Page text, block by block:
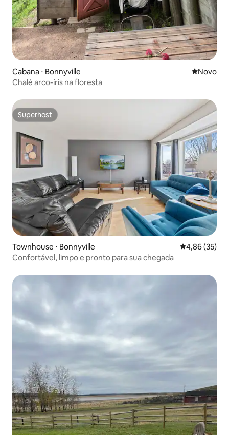
Cabana ⋅ Bonnyville Novo
Novo
Chalé arco-íris na floresta
Superhost
Superhost
Townhouse ⋅ Bonnyville 4,86 de uma
4,86 (35)
Confortável, limpo e pronto para sua chegada